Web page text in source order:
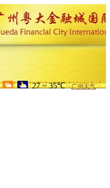
27 ~ 35℃ 广州天气